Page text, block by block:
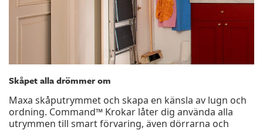
Skåpet alla drömmer om
Maxa skåputrymmet och skapa en känsla av lugn och
ordning. Command™ Krokar låter dig använda alla
utrymmen till smart förvaring, även dörrarna och